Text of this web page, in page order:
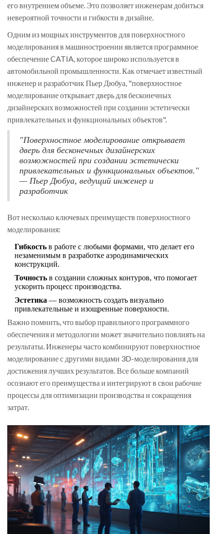
его внутреннем объеме. Это позволяет инженерам добиться
невероятной точности и гибкости в дизайне.
Одним из мощных инструментов для поверхностного
моделирования в машиностроении является программное
обеспечение CATIA, которое широко используется в
автомобильной промышленности. Как отмечает известный
инженер и разработчик Пьер Дюбуа, "поверхностное
моделирование открывает дверь для бесконечных
дизайнерских возможностей при создании эстетически
привлекательных и функциональных объектов".
"Поверхностное моделирование открывает
дверь для бесконечных дизайнерских
возможностей при создании эстетически
привлекательных и функциональных объектов."
— Пьер Дюбуа, ведущий инженер и
разработчик
Вот несколько ключевых преимуществ поверхностного
моделирования:
Гибкость в работе с любыми формами, что делает его
незаменимым в разработке аэродинамических
конструкций.
Точность в создании сложных контуров, что помогает
ускорить процесс производства.
Эстетика — возможность создать визуально
привлекательные и изощренные поверхности.
Важно помнить, что выбор правильного программного
обеспечения и методологии может значительно повлиять на
результаты. Инженеры часто комбинируют поверхностное
моделирование с другими видами 3D-моделирования для
достижения лучших результатов. Все больше компаний
осознают его преимущества и интегрируют в свои рабочие
процессы для оптимизации производства и сокращения
затрат.